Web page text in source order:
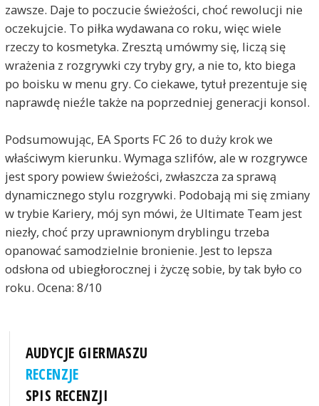
zawsze. Daje to poczucie świeżości, choć rewolucji nie
oczekujcie. To piłka wydawana co roku, więc wiele
rzeczy to kosmetyka. Zresztą umówmy się, liczą się
wrażenia z rozgrywki czy tryby gry, a nie to, kto biega
po boisku w menu gry. Co ciekawe, tytuł prezentuje się
naprawdę nieźle także na poprzedniej generacji konsol.
Podsumowując, EA Sports FC 26 to duży krok we
właściwym kierunku. Wymaga szlifów, ale w rozgrywce
jest spory powiew świeżości, zwłaszcza za sprawą
dynamicznego stylu rozgrywki. Podobają mi się zmiany
w trybie Kariery, mój syn mówi, że Ultimate Team jest
niezły, choć przy uprawnionym dryblingu trzeba
opanować samodzielnie bronienie. Jest to lepsza
odsłona od ubiegłorocznej i życzę sobie, by tak było co
roku. Ocena: 8/10
AUDYCJE GIERMASZU
RECENZJE
SPIS RECENZJI